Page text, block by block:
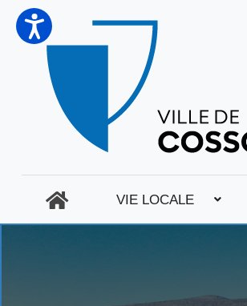
VIE LOCALE